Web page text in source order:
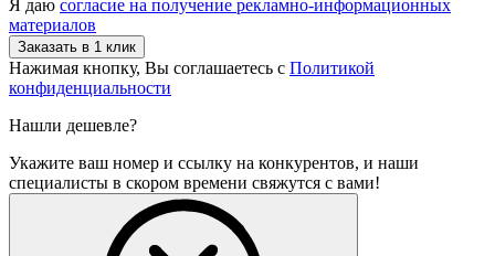
Я даю согласие на получение рекламно-информационных
материалов
Нажимая кнопку, Вы соглашаетесь с Политикой
конфиденциальности
Нашли дешевле?
Укажите ваш номер и ссылку на конкурентов, и наши
специалисты в скором времени свяжутся с вами!